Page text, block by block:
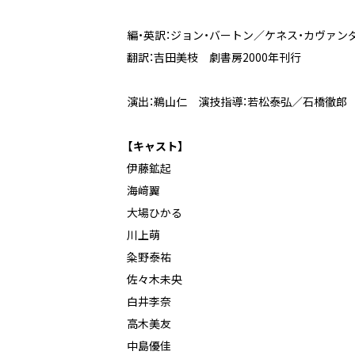
編・英訳：ジョン・バートン／ケネス・カヴァン
翻訳：吉田美枝 劇書房2000年刊行
演出：鵜山仁 演技指導：若松泰弘／石橋徹郎
【キャスト】
伊藤鉱起
海﨑翼
大場ひかる
川上萌
粂野泰祐
佐々木未央
白井李奈
高木美友
中島優佳